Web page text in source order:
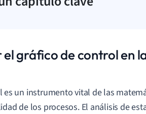
gráfico de control en
es un instrumento vital de las
de los procesos. El análisis de